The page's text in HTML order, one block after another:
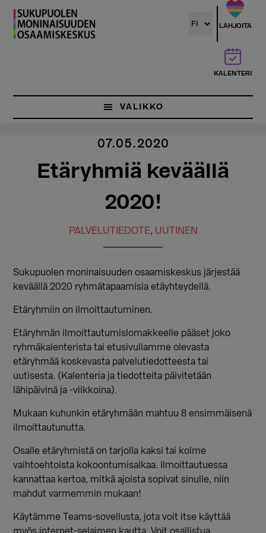
Hyppää
pääsisältöön
LAHJOITA
KALENTERI
VALIKKO
07.05.2020
Etäryhmiä keväällä
2020!
PALVELUTIEDOTE, UUTINEN
Sukupuolen moninaisuuden osaamiskeskus järjestää
keväällä 2020 ryhmätapaamisia etäyhteydellä.
Etäryhmiin on ilmoittautuminen.
Etäryhmän ilmoittautumislomakkeelle pääset joko
ryhmäkalenterista tai etusivullamme olevasta
etäryhmää koskevasta palvelutiedotteesta tai
uutisesta. (Kalenteria ja tiedotteita päivitetään
lähipäivinä ja -viikkoina).
Mukaan kuhunkin etäryhmään mahtuu 8 ensimmäisenä
ilmoittautunutta.
Osalle etäryhmistä on tarjolla kaksi tai kolme
vaihtoehtoista kokoontumisaikaa. Ilmoittautuessa
kannattaa kertoa, mitkä ajoista sopivat sinulle, niin
mahdut varmemmin mukaan!
Käytämme Teams-sovellusta, jota voit itse käyttää